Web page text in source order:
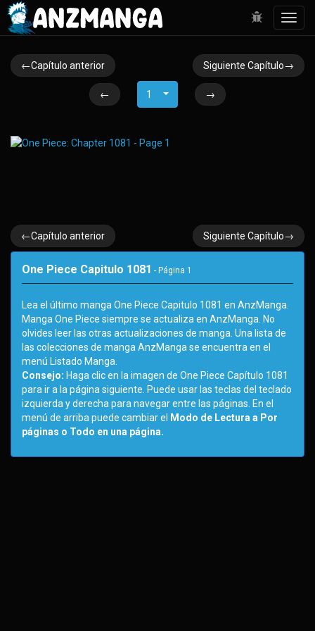
←Capítulo anterior Siguiente Capítulo→
← 1 →
←Capítulo anterior Siguiente Capítulo→
One Piece Capitulo 1081 - Página 1
Lea el último manga One Piece Capitulo 1081 en AnzManga.
Manga One Piece siempre se actualiza en AnzManga. No
olvides leer las otras actualizaciones de manga. Una lista de
las colecciones de manga AnzManga se encuentra en el
menú Listado Manga.
Consejo: Haga clic en la imagen de One Piece Capítulo 1081
para ir a la página siguiente. Puede usar las teclas del teclado
izquierda y derecha para navegar entre las páginas. En el
menú de arriba puede cambiar el
Modo de Lectura a Por
páginas o Todo en una página.